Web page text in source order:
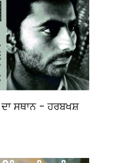
ਦਾ ਸਥਾਨ – ਹਰਬਖਸ਼